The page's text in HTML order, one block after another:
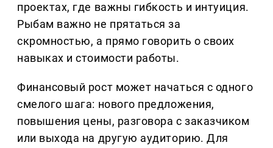
проектах, где важны гибкость и интуиция.
Рыбам важно не прятаться за
скромностью, а прямо говорить о своих
навыках и стоимости работы.
Финансовый рост может начаться с одного
смелого шага: нового предложения,
повышения цены, разговора с заказчиком
или выхода на другую аудиторию. Для